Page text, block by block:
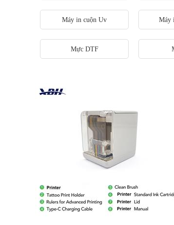
Máy in cuộn Uv Máy
Mực DTF